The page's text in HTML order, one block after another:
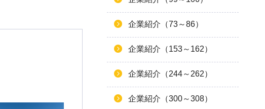
企業紹介（73～86）
企業紹介（153～162）
企業紹介（244～262）
企業紹介（300～308）